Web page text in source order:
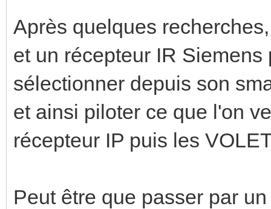
Après quelques
et un récepteur IR
sélectionner depuis son
et ainsi piloter ce que l'on
récepteur IP puis les
Peut être que passer par